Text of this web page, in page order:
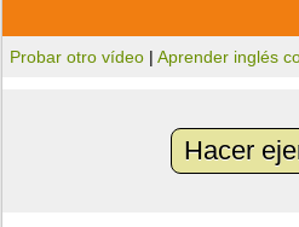
Probar otro vídeo |Aprender inglés
Hacer